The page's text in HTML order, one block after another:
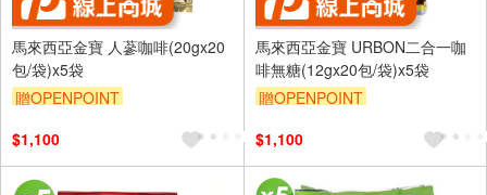
馬來西亞金寶 人蔘咖啡(20gx20
包/袋)x5袋
贈OPENPOINT
$1,100
馬來西亞金寶 URBON二合一咖
啡無糖(12gx20包/袋)x5袋
贈OPENPOINT
$1,100